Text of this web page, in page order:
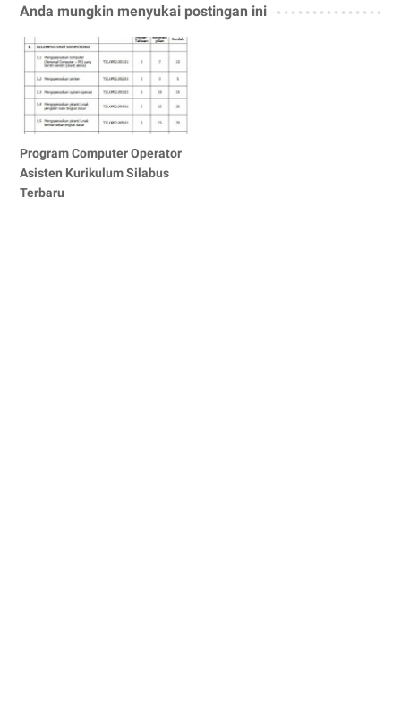
Anda mungkin menyukai postingan ini
Program Computer Operator
Asisten Kurikulum Silabus
Terbaru